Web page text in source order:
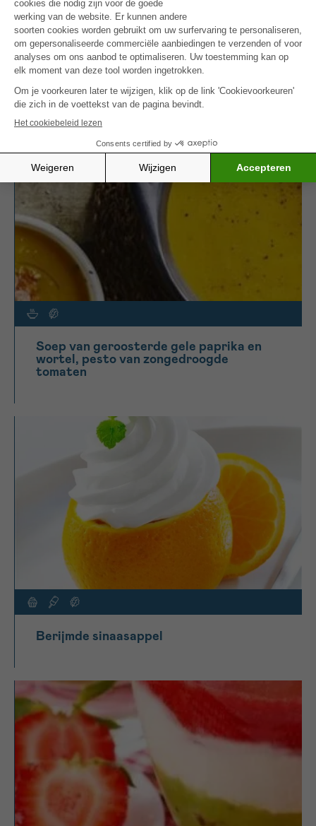
tegen Kanker.
Zin in nog een frisse soep? Probeer dan zeker onze
koude paprikasoep, een kleurrijk en zacht
alternatief voor warme dagen.
MEER INSPIRATIE
Soep van geroosterde gele paprika en
wortel, pesto van zongedroogde
tomaten
Berijmde sinaasappel